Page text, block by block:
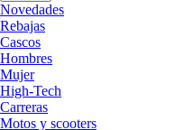
Novedades
Rebajas
Cascos
Hombres
Mujer
High-Tech
Carreras
Motos y scooters